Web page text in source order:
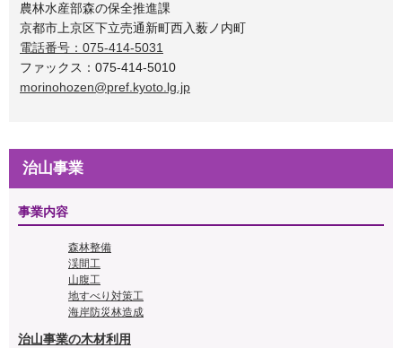
農林水産部森の保全推進課
京都市上京区下立売通新町西入薮ノ内町
電話番号：075-414-5031
ファックス：075-414-5010
morinohozen@pref.kyoto.lg.jp
治山事業
事業内容
森林整備
渓間工
山腹工
地すべり対策工
海岸防災林造成
治山事業の木材利用